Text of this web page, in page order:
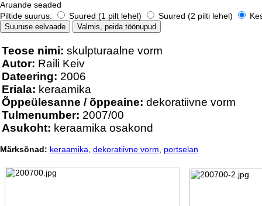
Aruande seaded
Piltide suurus:
Suured (1 pilt lehel) Suured (2 pilti lehel)
Teose nimi: skulpturaalne vorm
Autor: Raili Keiv
Dateering: 2006
Eriala: keraamika
Õppeülesanne / õppeaine: dekoratiivne vorm
Tulmenumber: 2007/00
Asukoht: keraamika osakond
Märksõnad: keraamika dekoratiivne vorm portselan